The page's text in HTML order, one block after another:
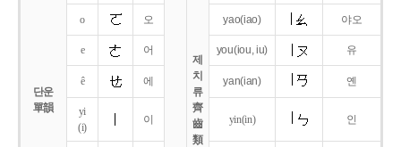
단운
單韻
제
치
류
齊
齒
類
o 오 yao(iao) 야오
e 어 you(iou,iu) 유
ê 에 yan(ian) 옌
yi
(i)
이 yin(in) 인